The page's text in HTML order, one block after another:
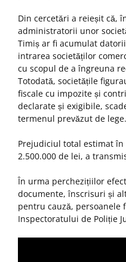
Din cercetări a reieșit că,
administratorii unor
Timiș ar fi acumulat
intrarea societăților
cu scopul de a îngreuna
Totodată, societățile
fiscale cu impozite și
declarate și exigibile,
termenul prevăzut de lege.
Prejudiciul total estimat
2.500.000 de lei, a
În urma perchezițiilor
documente, înscrisuri și
pentru cauză, persoanele
Inspectoratului de Poliție